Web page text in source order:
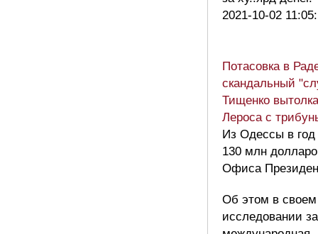
2021-10-02
Потасовка в
скандальный
Тищенко
Лероса с
Из Одессы в
130 млн
Офиса
Об этом в своем
исследовании